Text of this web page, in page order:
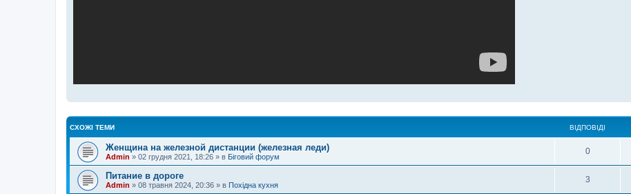
СХОЖІ ТЕМИ ВІДПОВІДІ
Женщина на железной дистанции (железная леди)
Admin » 02 грудня 2021, 18:26 » в Біговий форум
0
Питание в дороге
Admin » 08 травня 2024, 20:36 » в Похідна кухня
3